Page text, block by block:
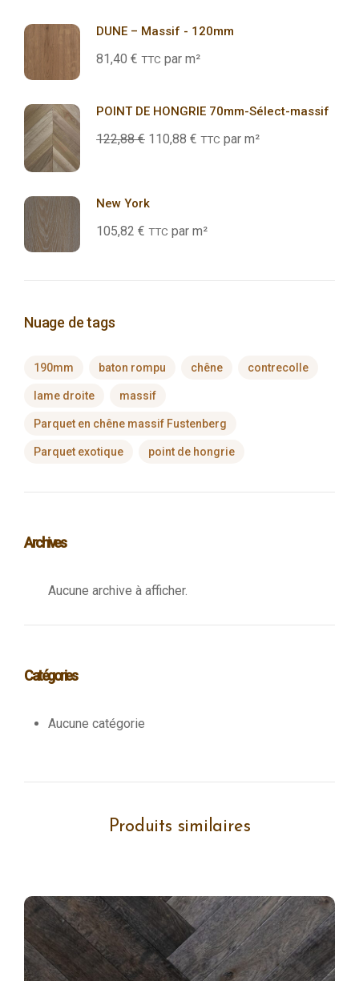
DUNE – Massif - 120mm
81,40 € TTC par m²
POINT DE HONGRIE 70mm-Sélect-massif
122,88€ 110,88 € TTC par m²
New York
105,82 € TTC par m²
Nuage de tags
190mm baton rompu chêne contrecolle
lame droite massif
Parquet en chêne massif Fustenberg
Parquet exotique point de hongrie
Archives
Aucune archive à afficher.
Catégories
Aucune catégorie
Produits similaires